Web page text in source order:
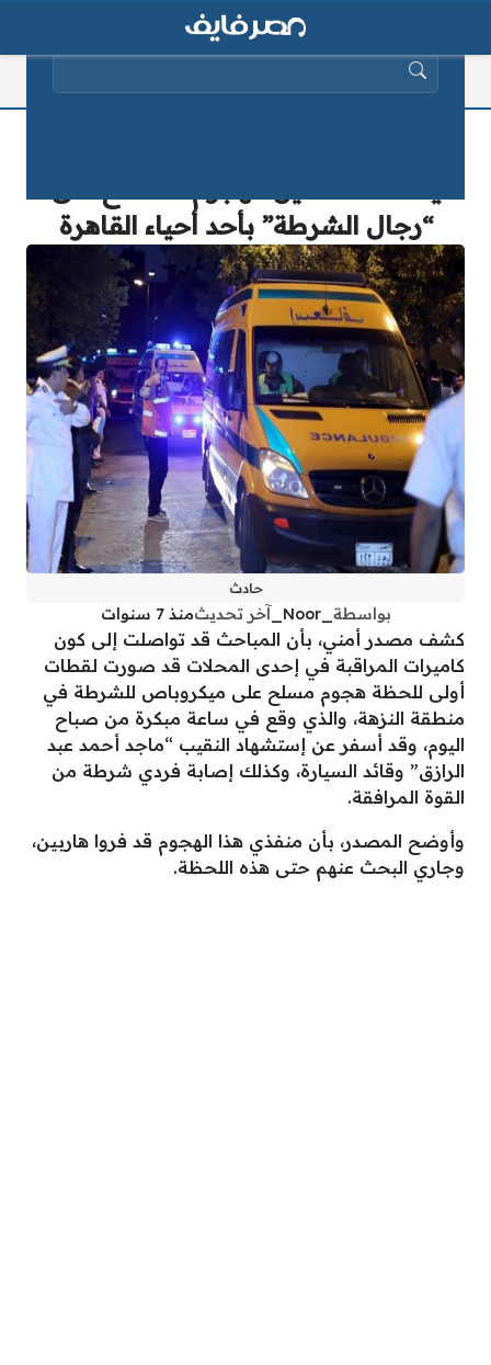
“رجال الشرطة” بأحد أحياء القاهرة
حادث
بواسطة _Noor_ آخر تحديثمنذ 7 سنوات
كشف مصدر أمني، بأن المباحث قد تواصلت إلى كون
كاميرات المراقبة في إحدى المحلات قد صورت لقطات
أولى للحظة هجوم مسلح على ميكروباص للشرطة في
منطقة النزهة، والذي وقع في ساعة مبكرة من صباح
اليوم، وقد أسفر عن إستشهاد النقيب “ماجد أحمد عبد
الرازق” وقائد السيارة، وكذلك إصابة فردي شرطة من
القوة المرافقة.
وأوضح المصدر، بأن منفذي هذا الهجوم قد فروا هاربين،
وجاري البحث عنهم حتى هذه اللحظة.
البحث عن: